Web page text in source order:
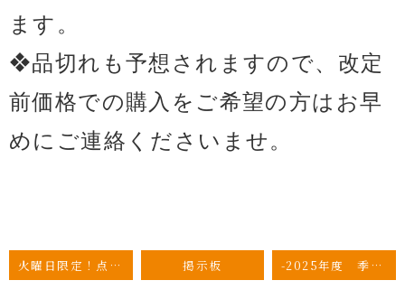
ます。
❖品切れも予想されますので、改定
前価格での購入をご希望の方はお早
めにご連絡くださいませ。
火曜日限定！点滴特別メニュー💉 掲示板 -2025年度 季節性インフルエンザ予防接種は終了致しました-